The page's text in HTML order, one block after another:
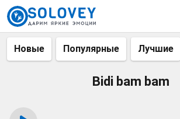
Новые Популярные Лучшие
Bidi bam bam